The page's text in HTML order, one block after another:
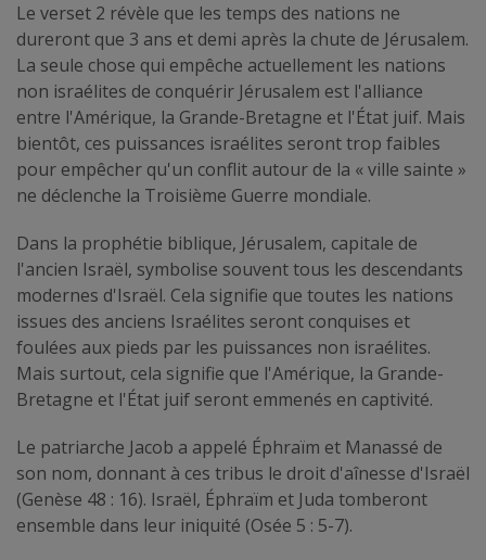
Le verset 2 révèle que les temps des nations ne
dureront que 3 ans et demi après la chute de Jérusalem.
La seule chose qui empêche actuellement les nations
non israélites de conquérir Jérusalem est l'alliance
entre l'Amérique, la Grande-Bretagne et l'État juif. Mais
bientôt, ces puissances israélites seront trop faibles
pour empêcher qu'un conflit autour de la « ville sainte »
ne déclenche la Troisième Guerre mondiale.
Dans la prophétie biblique, Jérusalem, capitale de
l'ancien Israël, symbolise souvent tous les descendants
modernes d'Israël. Cela signifie que toutes les nations
issues des anciens Israélites seront conquises et
foulées aux pieds par les puissances non israélites.
Mais surtout, cela signifie que l'Amérique, la Grande-
Bretagne et l'État juif seront emmenés en captivité.
Le patriarche Jacob a appelé Éphraïm et Manassé de
son nom, donnant à ces tribus le droit d'aînesse d'Israël
(Genèse 48 : 16). Israël, Éphraïm et Juda tomberont
ensemble dans leur iniquité (Osée 5 : 5-7).